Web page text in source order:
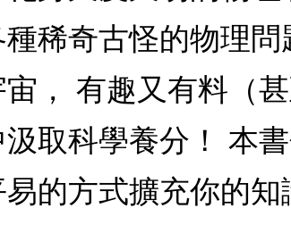
稀奇古怪的物理
， 有趣又有料（
取科學養分！ 本
的方式擴充你的